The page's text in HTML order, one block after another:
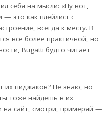
себя на мысли: «Ну вот,
— это как плейлист с
всегда к месту. В
всё более практичной, но
Bugatti будто читает
их пиджаков? Не знаю, но
тоже найдёшь в их
на сайт, смотри, примеряй —